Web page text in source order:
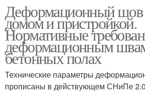
Деформационный
домом и пристройкой.
Нормативные
деформационным
бетонных полах
Технические параметры
прописаны в действующем СНиПе